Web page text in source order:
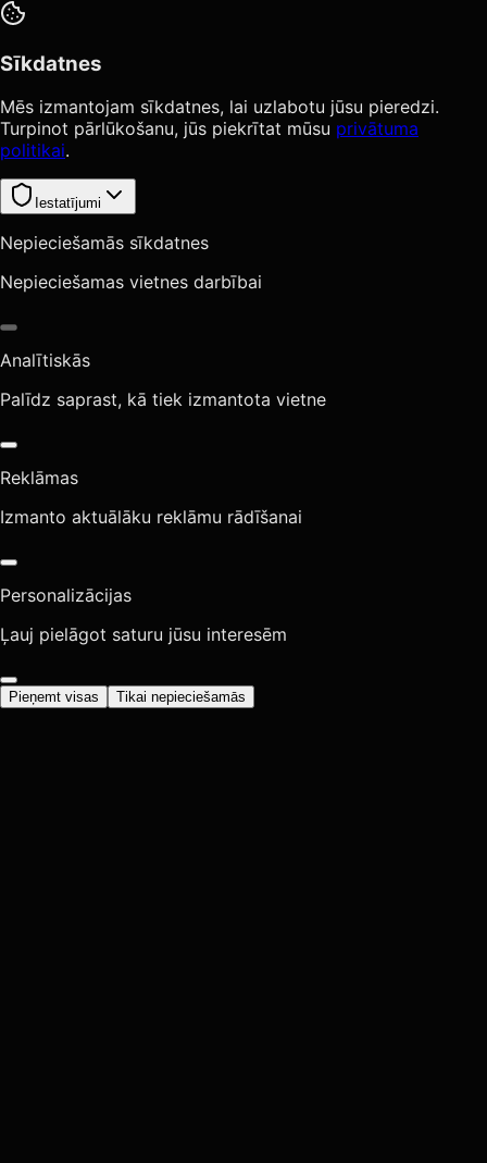
Sīkdatnes
Mēs izmantojam sīkdatnes, lai uzlabotu jūsu pieredzi.
Turpinot pārlūkošanu, jūs piekrītat mūsu privātuma
politikai.
Iestatījumi
Nepieciešamās sīkdatnes
Nepieciešamas vietnes darbībai
Analītiskās
Palīdz saprast, kā tiek izmantota vietne
Reklāmas
Izmanto aktuālāku reklāmu rādīšanai
Personalizācijas
Ļauj pielāgot saturu jūsu interesēm
Pieņemt visas Tikai nepieciešamās